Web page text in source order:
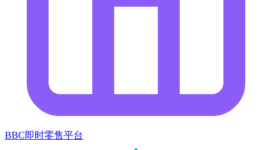
BBC即时零售平台